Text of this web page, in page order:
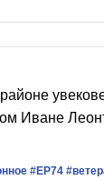
Иване
#ЕР74